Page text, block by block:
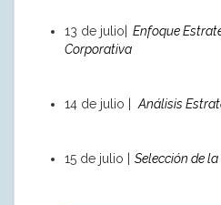
13 de julio|
Enfoque
Corporativa
14 de julio |Análisis
15 de julio | Selección de